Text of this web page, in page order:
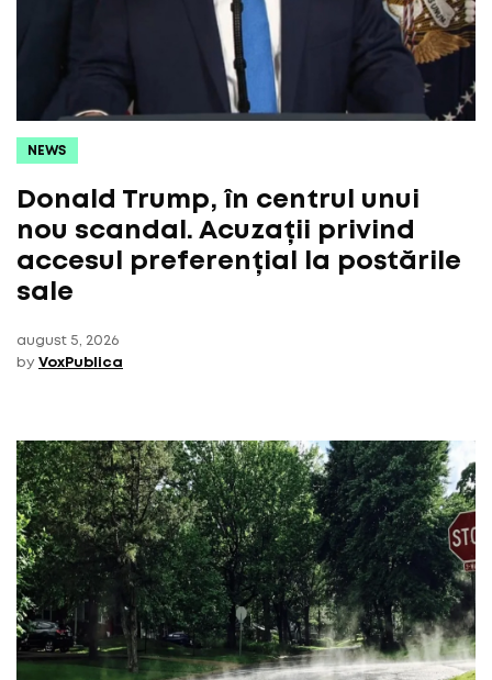
NEWS
Donald Trump, în centrul unui
nou scandal. Acuzații privind
accesul preferențial la postările
sale
august 5, 2026
by VoxPublica